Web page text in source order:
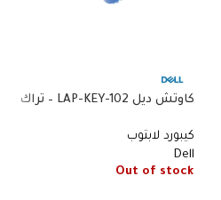
كاوتش ديل LAP-KEY-102 – تراك
كيبورد لابتوب
Dell
Out of stock